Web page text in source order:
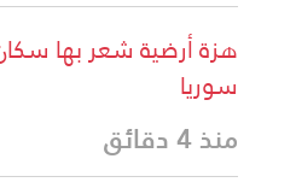
هزة أرضية شعر بها
سوريا
منذ 4 دقائق